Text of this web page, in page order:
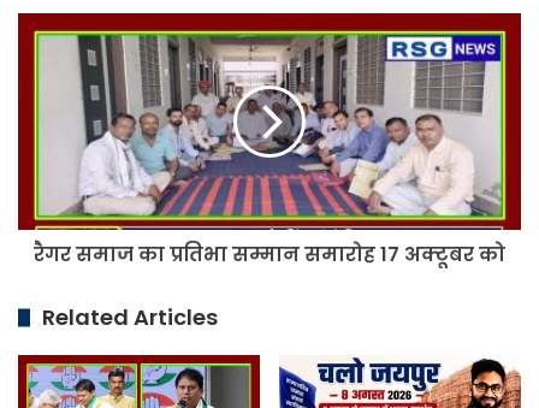
रैगर
को
रैगर समाज का प्रतिभा सम्मान समारोह 17 अक्टूबर को
Related Articles